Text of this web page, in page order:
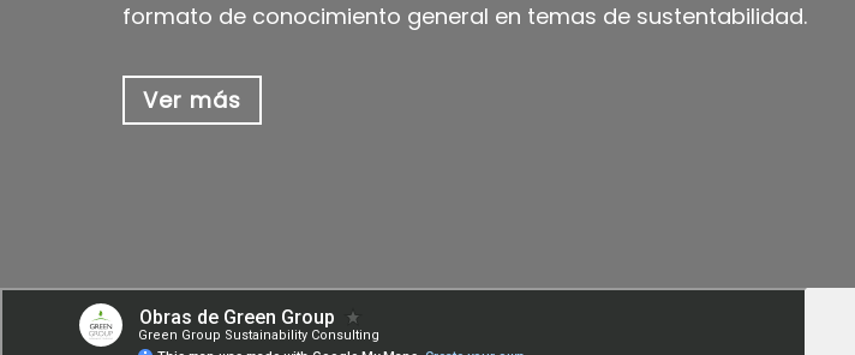
formato de conocimiento general en temas de sustentabilidad.
Ver más